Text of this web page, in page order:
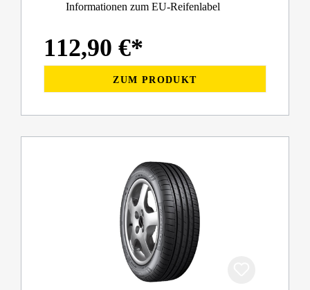
Informationen zum EU-Reifenlabel
112,90 €*
ZUM PRODUKT